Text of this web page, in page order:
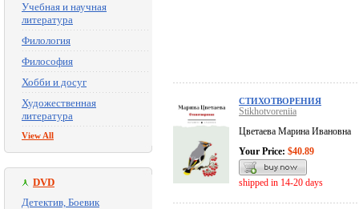
Учебная и научная
литература
Филология
Философия
Хобби и досуг
Художественная
литература
View All
DVD
Детектив, Боевик
СТИХОТВОРЕНИЯ
Stikhotvoreniia
Цветаева Марина Ивановна
Your Price: $40.89
shipped in 14-20 days